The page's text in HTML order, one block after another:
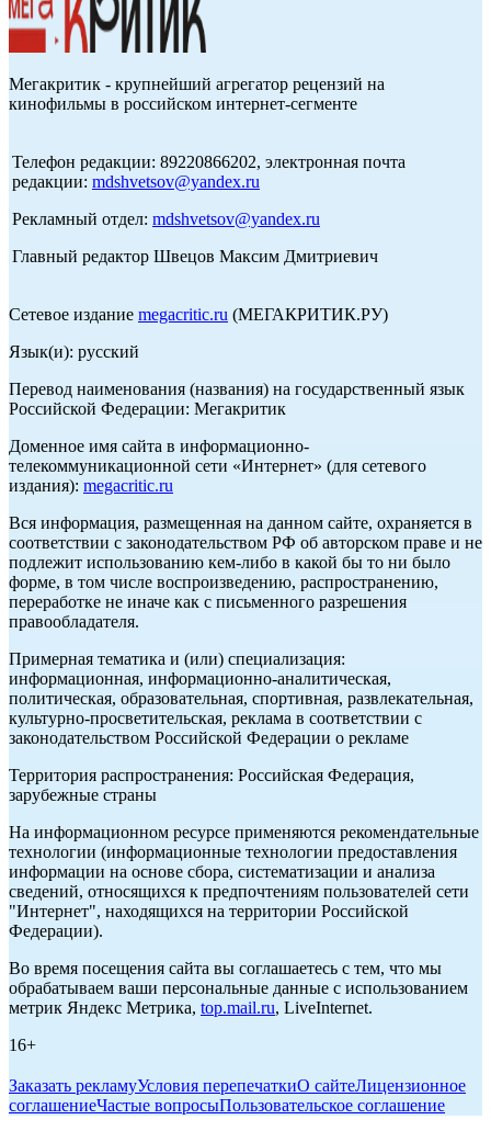
Мегакритик - крупнейший агрегатор рецензий на
кинофильмы в российском интернет-сегменте
Телефон редакции: 89220866202, электронная почта
редакции: mdshvetsov@yandex.ru
Рекламный отдел: mdshvetsov@yandex.ru
Главный редактор Швецов Максим Дмитриевич
Сетевое издание megacritic.ru (МЕГАКРИТИК.РУ)
Язык(и): русский
Перевод наименования (названия) на государственный язык
Российской Федерации: Мегакритик
Доменное имя сайта в информационно-
телекоммуникационной сети «Интернет» (для сетевого
издания): megacritic.ru
Вся информация, размещенная на данном сайте, охраняется в
соответствии с законодательством РФ об авторском праве и не
подлежит использованию кем-либо в какой бы то ни было
форме, в том числе воспроизведению, распространению,
переработке не иначе как с письменного разрешения
правообладателя.
Примерная тематика и (или) специализация:
информационная, информационно-аналитическая,
политическая, образовательная, спортивная, развлекательная,
культурно-просветительская, реклама в соответствии с
законодательством Российской Федерации о рекламе
Территория распространения: Российская Федерация,
зарубежные страны
На информационном ресурсе применяются рекомендательные
технологии (информационные технологии предоставления
информации на основе сбора, систематизации и анализа
сведений, относящихся к предпочтениям пользователей сети
"Интернет", находящихся на территории Российской
Федерации).
Во время посещения сайта вы соглашаетесь с тем, что мы
обрабатываем ваши персональные данные с использованием
метрик Яндекс Метрика, top.mail.ru, LiveInternet.
16+
Заказать рекламуУсловия перепечаткиО сайтеЛицензионное
соглашениеЧастые вопросыПользовательское соглашение